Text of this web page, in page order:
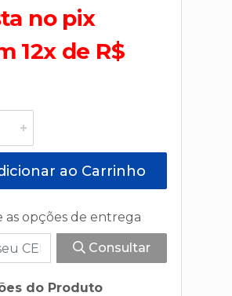
no pix
12x de R$
ao Carrinho
as opções de entrega
Consultar
do Produto